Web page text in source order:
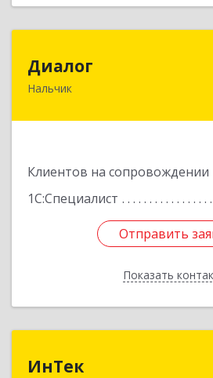
Диалог
Нальчик
Клиентов на сопровождении
1С:Специалист
Отправить
Показать
360016, Кабардино-
Отправить
Назад
ИнТек